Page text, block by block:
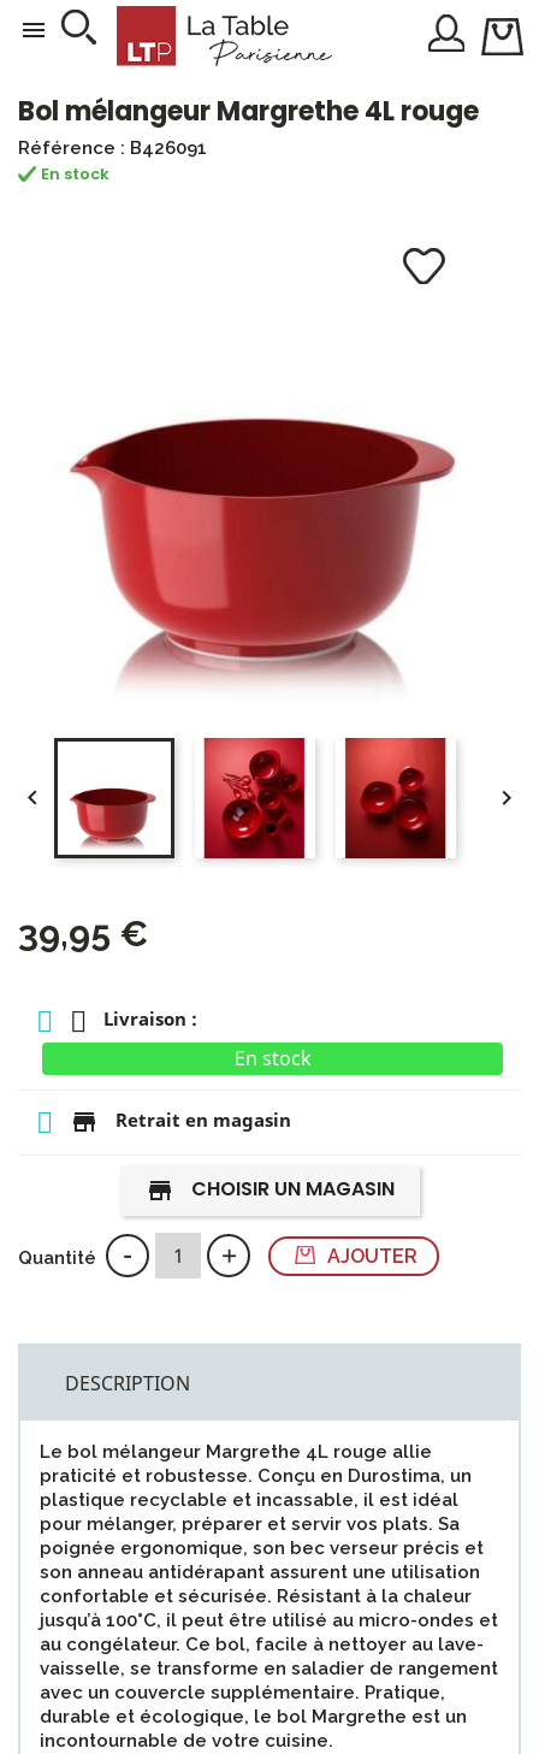

Bol mélangeur Margrethe 4L rouge
Référence : B426091
En stock
 
39,95 €
Livraison :
En stock
store Retrait en magasin
store CHOISIR UN MAGASIN
Quantité - + AJOUTER
DESCRIPTION
Le bol mélangeur Margrethe 4L rouge allie
praticité et robustesse. Conçu en Durostima, un
plastique recyclable et incassable, il est idéal
pour mélanger, préparer et servir vos plats. Sa
poignée ergonomique, son bec verseur précis et
son anneau antidérapant assurent une utilisation
confortable et sécurisée. Résistant à la chaleur
jusqu’à 100°C, il peut être utilisé au micro-ondes et
au congélateur. Ce bol, facile à nettoyer au lave-
vaisselle, se transforme en saladier de rangement
avec un couvercle supplémentaire. Pratique,
durable et écologique, le bol Margrethe est un
incontournable de votre cuisine.